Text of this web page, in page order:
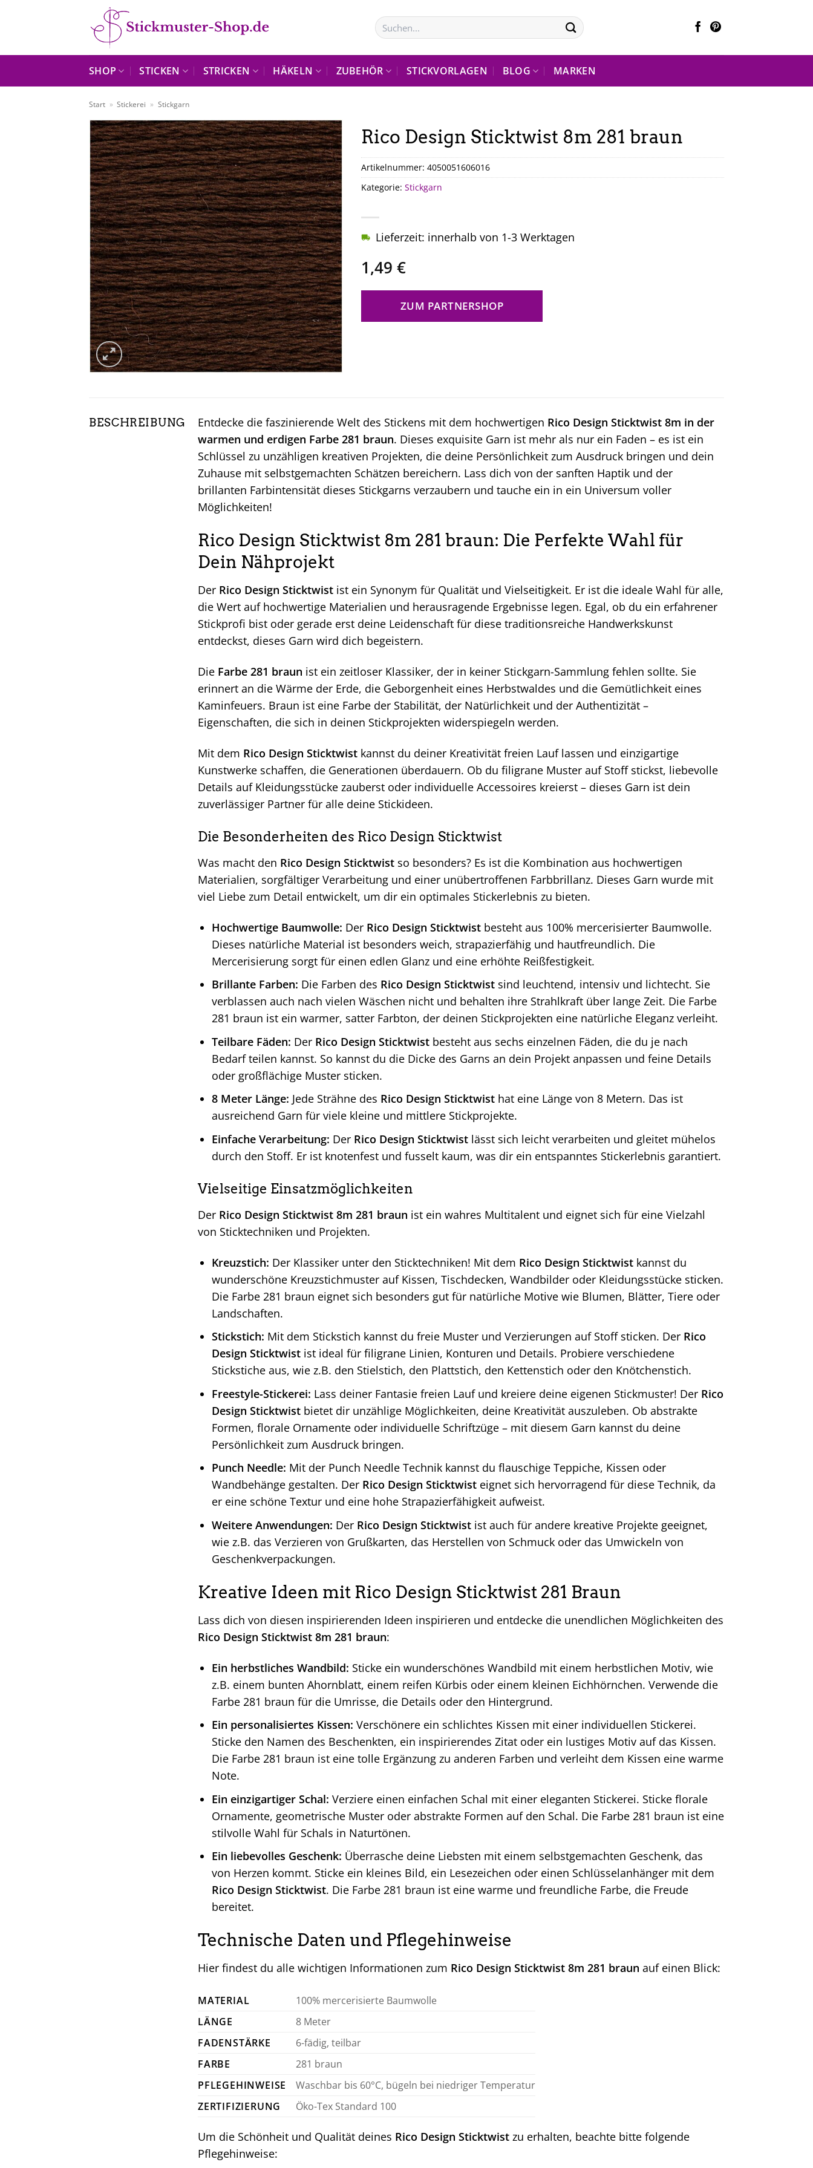
Suchen
nach:
SHOP STICKEN STRICKEN HÄKELN ZUBEHÖR STICKVORLAGEN BLOG MARKEN
Start » Stickerei » Stickgarn
Rico Design Sticktwist 8m 281 braun
1,49 €
Lieferzeit: innerhalb von 1-3 Werktagen
ZUM PARTNERSHOP
Artikelnummer: 4050051606016
Kategorie: Stickgarn
BESCHREIBUNG Entdecke die faszinierende Welt des Stickens mit dem hochwertigen Rico Design Sticktwist 8m in der
warmen und erdigen Farbe 281 braun. Dieses exquisite Garn ist mehr als nur ein Faden – es ist ein
Schlüssel zu unzähligen kreativen Projekten, die deine Persönlichkeit zum Ausdruck bringen und dein
Zuhause mit selbstgemachten Schätzen bereichern. Lass dich von der sanften Haptik und der
brillanten Farbintensität dieses Stickgarns verzaubern und tauche ein in ein Universum voller
Möglichkeiten!
Rico Design Sticktwist 8m 281 braun: Die Perfekte Wahl für
Dein Nähprojekt
Der Rico Design Sticktwist ist ein Synonym für Qualität und Vielseitigkeit. Er ist die ideale Wahl für alle,
die Wert auf hochwertige Materialien und herausragende Ergebnisse legen. Egal, ob du ein erfahrener
Stickprofi bist oder gerade erst deine Leidenschaft für diese traditionsreiche Handwerkskunst
entdeckst, dieses Garn wird dich begeistern.
Die Farbe 281 braun ist ein zeitloser Klassiker, der in keiner Stickgarn-Sammlung fehlen sollte. Sie
erinnert an die Wärme der Erde, die Geborgenheit eines Herbstwaldes und die Gemütlichkeit eines
Kaminfeuers. Braun ist eine Farbe der Stabilität, der Natürlichkeit und der Authentizität –
Eigenschaften, die sich in deinen Stickprojekten widerspiegeln werden.
Mit dem Rico Design Sticktwist kannst du deiner Kreativität freien Lauf lassen und einzigartige
Kunstwerke schaffen, die Generationen überdauern. Ob du filigrane Muster auf Stoff stickst, liebevolle
Details auf Kleidungsstücke zauberst oder individuelle Accessoires kreierst – dieses Garn ist dein
zuverlässiger Partner für alle deine Stickideen.
Die Besonderheiten des Rico Design Sticktwist
Was macht den Rico Design Sticktwist so besonders? Es ist die Kombination aus hochwertigen
Materialien, sorgfältiger Verarbeitung und einer unübertroffenen Farbbrillanz. Dieses Garn wurde mit
viel Liebe zum Detail entwickelt, um dir ein optimales Stickerlebnis zu bieten.
Hochwertige Baumwolle: Der Rico Design Sticktwistbesteht aus 100% mercerisierter Baumwolle.
Dieses natürliche Material ist besonders weich, strapazierfähig und hautfreundlich. Die
Mercerisierung sorgt für einen edlen Glanz und eine erhöhte Reißfestigkeit.
Brillante Farben: Die Farben des Rico Design Sticktwistsind leuchtend, intensiv und lichtecht. Sie
verblassen auch nach vielen Wäschen nicht und behalten ihre Strahlkraft über lange Zeit. Die Farbe
281 braun ist ein warmer, satter Farbton, der deinen Stickprojekten eine natürliche Eleganz verleiht.
Teilbare Fäden: Der Rico Design Sticktwistbesteht aus sechs einzelnen Fäden, die du je nach
Bedarf teilen kannst. So kannst du die Dicke des Garns an dein Projekt anpassen und feine Details
oder großflächige Muster sticken.
8 Meter Länge: Jede Strähne des Rico Design Sticktwisthat eine Länge von 8 Metern. Das ist
ausreichend Garn für viele kleine und mittlere Stickprojekte.
Einfache Verarbeitung: Der Rico Design Sticktwistlässt sich leicht verarbeiten und gleitet mühelos
durch den Stoff. Er ist knotenfest und fusselt kaum, was dir ein entspanntes Stickerlebnis garantiert.
Vielseitige Einsatzmöglichkeiten
Der Rico Design Sticktwist 8m 281 braun ist ein wahres Multitalent und eignet sich für eine Vielzahl
von Sticktechniken und Projekten.
Kreuzstich: Der Klassiker unter den Sticktechniken! Mit dem Rico Design Sticktwistkannst du
wunderschöne Kreuzstichmuster auf Kissen, Tischdecken, Wandbilder oder Kleidungsstücke sticken.
Die Farbe 281 braun eignet sich besonders gut für natürliche Motive wie Blumen, Blätter, Tiere oder
Landschaften.
Stickstich: Mit dem Stickstich kannst du freie Muster und Verzierungen auf Stoff sticken. Der Rico
Design Sticktwistist ideal für filigrane Linien, Konturen und Details. Probiere verschiedene
Stickstiche aus, wie z.B. den Stielstich, den Plattstich, den Kettenstich oder den Knötchenstich.
Freestyle-Stickerei: Lass deiner Fantasie freien Lauf und kreiere deine eigenen Stickmuster! Der Rico
Design Sticktwistbietet dir unzählige Möglichkeiten, deine Kreativität auszuleben. Ob abstrakte
Formen, florale Ornamente oder individuelle Schriftzüge – mit diesem Garn kannst du deine
Persönlichkeit zum Ausdruck bringen.
Punch Needle: Mit der Punch Needle Technik kannst du flauschige Teppiche, Kissen oder
Wandbehänge gestalten. Der Rico Design Sticktwisteignet sich hervorragend für diese Technik, da
er eine schöne Textur und eine hohe Strapazierfähigkeit aufweist.
Weitere Anwendungen: Der Rico Design Sticktwistist auch für andere kreative Projekte geeignet,
wie z.B. das Verzieren von Grußkarten, das Herstellen von Schmuck oder das Umwickeln von
Geschenkverpackungen.
Kreative Ideen mit Rico Design Sticktwist 281 Braun
Lass dich von diesen inspirierenden Ideen inspirieren und entdecke die unendlichen Möglichkeiten des
Rico Design Sticktwist 8m 281 braun:
Ein herbstliches Wandbild: Sticke ein wunderschönes Wandbild mit einem herbstlichen Motiv, wie
z.B. einem bunten Ahornblatt, einem reifen Kürbis oder einem kleinen Eichhörnchen. Verwende die
Farbe 281 braun für die Umrisse, die Details oder den Hintergrund.
Ein personalisiertes Kissen: Verschönere ein schlichtes Kissen mit einer individuellen Stickerei.
Sticke den Namen des Beschenkten, ein inspirierendes Zitat oder ein lustiges Motiv auf das Kissen.
Die Farbe 281 braun ist eine tolle Ergänzung zu anderen Farben und verleiht dem Kissen eine warme
Note.
Ein einzigartiger Schal: Verziere einen einfachen Schal mit einer eleganten Stickerei. Sticke florale
Ornamente, geometrische Muster oder abstrakte Formen auf den Schal. Die Farbe 281 braun ist eine
stilvolle Wahl für Schals in Naturtönen.
Ein liebevolles Geschenk: Überrasche deine Liebsten mit einem selbstgemachten Geschenk, das
von Herzen kommt. Sticke ein kleines Bild, ein Lesezeichen oder einen Schlüsselanhänger mit dem
Rico Design Sticktwist. Die Farbe 281 braun ist eine warme und freundliche Farbe, die Freude
bereitet.
Technische Daten und Pflegehinweise
Hier findest du alle wichtigen Informationen zum Rico Design Sticktwist 8m 281 braun auf einen Blick:
MATERIAL
100% mercerisierte Baumwolle
LÄNGE
8 Meter
FADENSTÄRKE
6-fädig, teilbar
FARBE
281 braun
PFLEGEHINWEISE
Waschbar bis 60°C, bügeln bei niedriger Temperatur
ZERTIFIZIERUNG
Öko-Tex Standard 100
Um die Schönheit und Qualität deines Rico Design Sticktwist zu erhalten, beachte bitte folgende
Pflegehinweise: